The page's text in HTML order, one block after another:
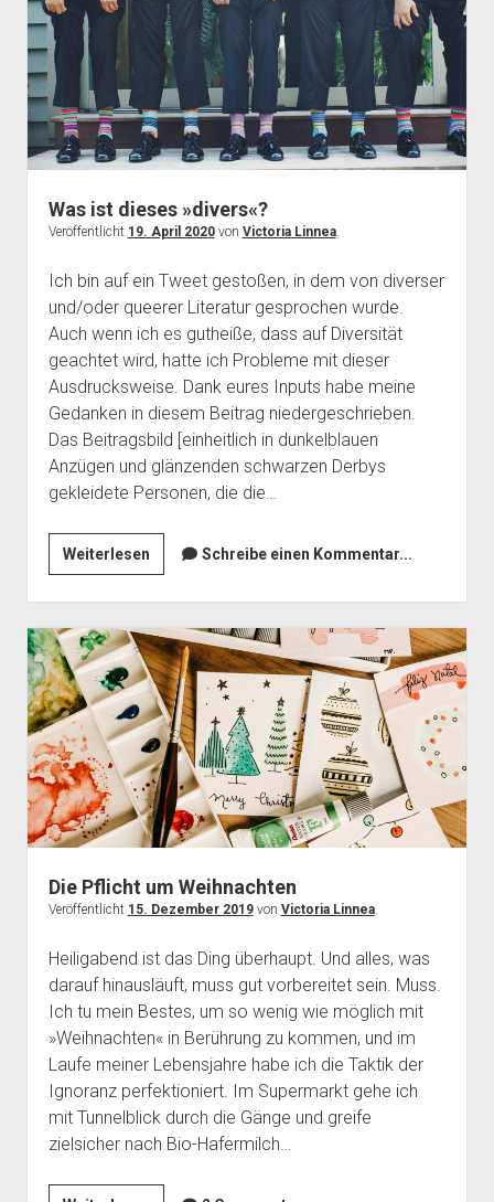
Was ist dieses »divers«?
Veröffentlicht 19. April 2020von Victoria Linnea.
Ich bin auf ein Tweet gestoßen, in dem von diverser
und/oder queerer Literatur gesprochen wurde.
Auch wenn ich es gutheiße, dass auf Diversität
geachtet wird, hatte ich Probleme mit dieser
Ausdrucksweise. Dank eures Inputs habe meine
Gedanken in diesem Beitrag niedergeschrieben.
Das Beitragsbild [einheitlich in dunkelblauen
Anzügen und glänzenden schwarzen Derbys
gekleidete Personen, die die…
WeiterlesenWas
ist
dieses
»divers«?
Schreibe einen Kommentar...
Die Pflicht um Weihnachten
Veröffentlicht 15. Dezember 2019von Victoria Linnea.
Heiligabend ist das Ding überhaupt. Und alles, was
darauf hinausläuft, muss gut vorbereitet sein. Muss.
Ich tu mein Bestes, um so wenig wie möglich mit
»Weihnachten« in Berührung zu kommen, und im
Laufe meiner Lebensjahre habe ich die Taktik der
Ignoranz perfektioniert. Im Supermarkt gehe ich
mit Tunnelblick durch die Gänge und greife
zielsicher nach Bio-Hafermilch…